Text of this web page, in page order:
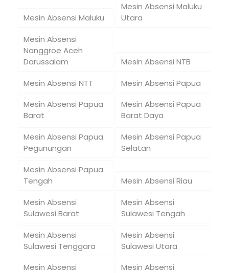
Mesin Absensi Maluku
Mesin Absensi Maluku
Utara
Mesin Absensi
Nanggroe Aceh
Darussalam
Mesin Absensi NTB
Mesin Absensi NTT
Mesin Absensi Papua
Mesin Absensi Papua
Barat
Mesin Absensi Papua
Barat Daya
Mesin Absensi Papua
Pegunungan
Mesin Absensi Papua
Selatan
Mesin Absensi Papua
Tengah
Mesin Absensi Riau
Mesin Absensi
Sulawesi Barat
Mesin Absensi
Sulawesi Tengah
Mesin Absensi
Sulawesi Tenggara
Mesin Absensi
Sulawesi Utara
Mesin Absensi
Mesin Absensi